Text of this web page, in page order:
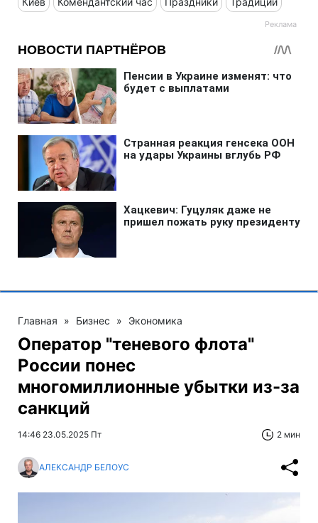
Главная » Бизнес » Экономика
Оператор "теневого флота"
России понес
многомиллионные убытки из-за
санкций
14:46 23.05.2025 Пт 2 мин
АЛЕКСАНДР БЕЛОУС